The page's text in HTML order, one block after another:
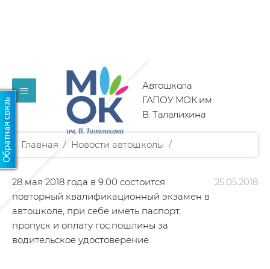
Автошкола
ГАПОУ МОК им.
В. Талалихина
≡
Главная / Новости автошколы /
25.05.2018
28 мая 2018 года в 9.00 состоится
повторный квалификационный экзамен в
автошколе, при себе иметь паспорт,
пропуск и оплату гос.пошлины за
водительское удостоверение.